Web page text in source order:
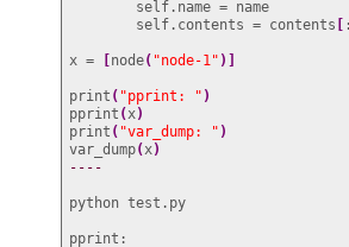
        self.contents = contents
:
x = node( "node-1" )
print ( "pprint: " )
pprint (x)
print ( "var_dump: " )
var_dump(x)
----
python test.py